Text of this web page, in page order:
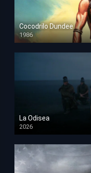
Cocodrilo Dundee
1986
HD 1080p
La Odisea
2026
TS Screener